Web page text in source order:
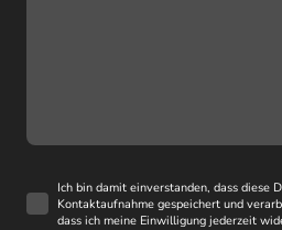
Ich bin damit einverstanden, dass diese
Kontaktaufnahme gespeichert und
dass ich meine Einwilligung jederzeit